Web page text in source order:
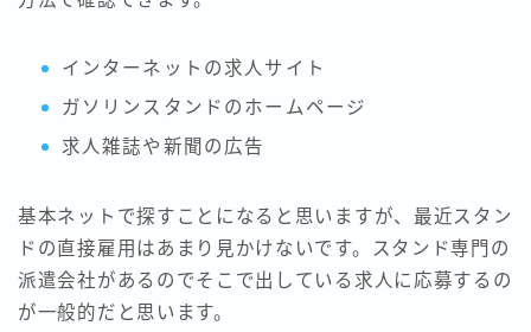
インターネットの求人サイト
ガソリンスタンドのホームページ
求人雑誌や新聞の広告
基本ネットで探すことになると思いますが、最近スタン
ドの直接雇用はあまり見かけないです。スタンド専門の
派遣会社があるのでそこで出している求人に応募するの
が一般的だと思います。